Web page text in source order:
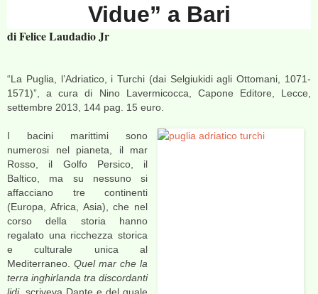
Vidue” a Bari
di Felice Laudadio Jr
“La Puglia, l’Adriatico, i Turchi (dai Selgiukidi agli Ottomani, 1071-
1571)”, a cura di Nino Lavermicocca, Capone Editore, Lecce,
settembre 2013, 144 pag. 15 euro.
I bacini marittimi sono
numerosi nel pianeta, il mar
Rosso, il Golfo Persico, il
Baltico, ma su nessuno si
affacciano tre continenti
(Europa, Africa, Asia), che nel
corso della storia hanno
regalato una ricchezza storica
e culturale unica al
Mediterraneo. Quel mar che la
terra inghirlanda tra discordanti
lidi, scriveva Dante e del quale